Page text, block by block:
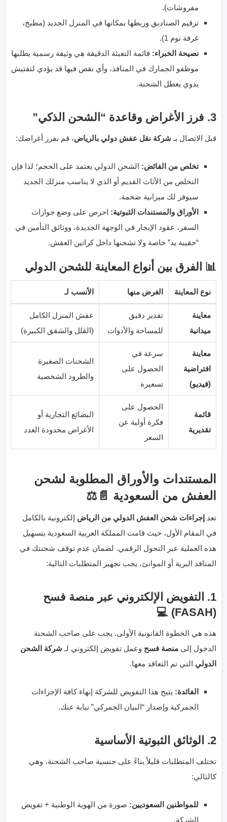
مفروشات).
ترقيم الصناديق وربطها بمكانها في المنزل الجديد (مطبخ،
غرفة نوم 1).
نصيحة الخبراء: قائمة التعبئة الدقيقة هي وثيقة رسمية يطلبها
موظفو الجمارك في المنافذ، وأي نقص فيها قد يؤدي لتفتيش
يدوي يعطل الشحنة.
3. فرز الأغراض وقاعدة “الشحن الذكي”
قبل الاتصال بـ شركة نقل عفش دولي بالرياض، قم بفرز أغراضك:
تخلص من الفائض: الشحن الدولي يعتمد على الحجم؛ لذا فإن
التخلص من الأثاث القديم أو الذي لا يناسب منزلك الجديد
سيوفر لك ميزانية ضخمة.
الأوراق والمستندات الثبوتية: احرص على وضع جوازات
السفر، عقود الإيجار في الوجهة الجديدة، ووثائق التأمين في
“حقيبة يد” خاصة ولا تشحنها داخل كراتين العفش.
📊 الفرق بين أنواع المعاينة للشحن الدولي
نوع المعاينة الغرض منها الأنسب لـ
معاينة
ميدانية
تقدير دقيق
للمساحة والأدوات
عفش المنزل الكامل
(الڤلل والشقق الكبيرة)
معاينة
افتراضية
(فيديو)
سرعة في
الحصول على
تسعيرة
الشحنات الصغيرة
والطرود الشخصية
قائمة
تقديرية
الحصول على
فكرة أولية عن
السعر
البضائع التجارية أو
الأغراض محدودة العدد
المستندات والأوراق المطلوبة لشحن
العفش من السعودية 📄⚖️
تعد إجراءات شحن العفش الدولي من الرياض إلكترونية بالكامل
في المقام الأول، حيث قامت المملكة العربية السعودية بتسهيل
هذه العملية عبر التحول الرقمي. لضمان عدم توقف شحنتك في
المنافذ البرية أو الموانئ، يجب تجهيز المتطلبات التالية:
1. التفويض الإلكتروني عبر منصة فسح
(FASAH) 💻
هذه هي الخطوة القانونية الأولى. يجب على صاحب الشحنة
الدخول إلى منصة فسح وعمل تفويض إلكتروني لـ شركة الشحن
الدولي التي تم التعاقد معها.
الفائدة: يتيح هذا التفويض للشركة إنهاء كافة الإجراءات
الجمركية وإصدار “البيان الجمركي” نيابة عنك.
2. الوثائق الثبوتية الأساسية
تختلف المتطلبات قليلاً بناءً على جنسية صاحب الشحنة، وهي
كالتالي:
للمواطنين السعوديين: صورة من الهوية الوطنية + تفويض
الشركة.